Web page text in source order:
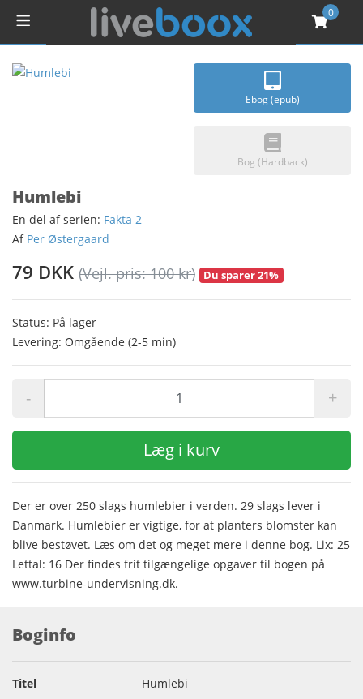
0
Ebog (epub)
Bog (Hardback)
Humlebi
En del af serien: Fakta 2
Af Per Østergaard
79 DKK (Vejl. pris: 100 kr) Du sparer 21%
Status: På lager
Levering: Omgående (2-5 min)
- +
Læg i kurv
Der er over 250 slags humlebier i verden. 29 slags lever i
Danmark. Humlebier er vigtige, for at planters blomster kan
blive bestøvet. Læs om det og meget mere i denne bog. Lix: 25
Lettal: 16 Der findes frit tilgængelige opgaver til bogen på
www.turbine-undervisning.dk.
Boginfo
Titel
Humlebi